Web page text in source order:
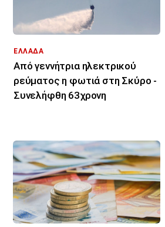
ΕΛΛΑΔΑ
Από γεννήτρια ηλεκτρικού
ρεύματος η φωτιά στη Σκύρο -
Συνελήφθη 63χρονη